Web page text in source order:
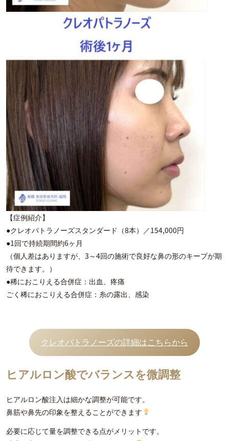
【症例紹介】
●クレオパトラノーズスタンダード（8本）／154,000円
●1回で持続期間約6ヶ月
（個人差はありますが、3～4回の施術で良好な鼻の形のキープが期
待できます。）
●稀におこりえる合併症：出血、疼痛
ごく稀におこりえる合併症：糸の露出、感染
クレオパトラノーズの詳細はこちらから
ヒアルロン酸でバランスを微調整
ヒアルロン酸注入は細かな調整が可能です。
鼻筋や鼻先の印象を整えることができます
必要に応じて量を調整できる点がメリットです。